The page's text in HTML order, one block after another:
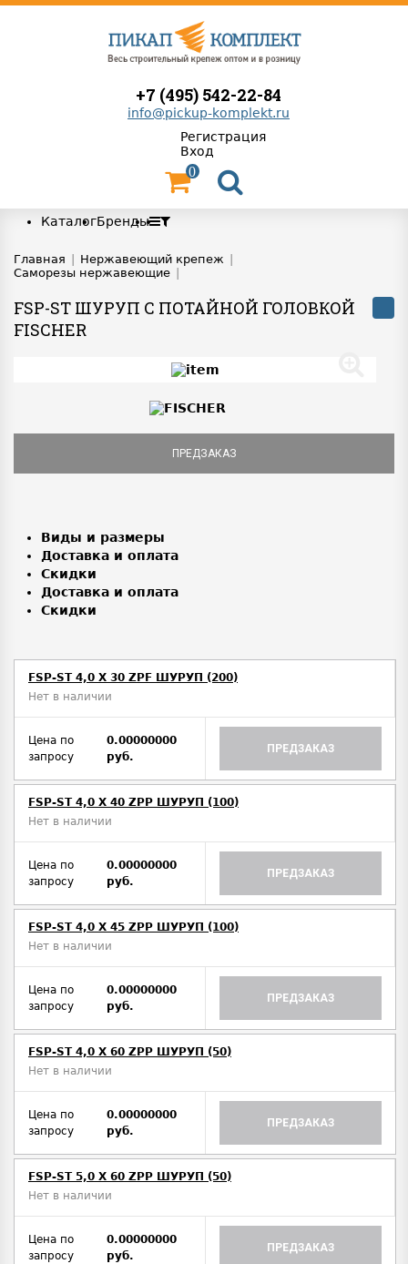
+7 (495) 542-22-84
info@pickup-komplekt.ru
Регистрация
Вход
0
КаталогБренды
Главная Нержавеющий крепеж
Саморезы нержавеющие
FSP-ST ШУРУП С ПОТАЙНОЙ ГОЛОВКОЙ
FISCHER
ПРЕДЗАКАЗ
Виды и размеры
Доставка и оплата
Скидки
Доставка и оплата
Скидки
FSP-ST 4,0 X 30 ZPF ШУРУП (200)
Нет в наличии
Цена по
запросу
0.00000000
руб.
ПРЕДЗАКАЗ
FSP-ST 4,0 X 40 ZPP ШУРУП (100)
Нет в наличии
Цена по
запросу
0.00000000
руб.
ПРЕДЗАКАЗ
FSP-ST 4,0 X 45 ZPP ШУРУП (100)
Нет в наличии
Цена по
запросу
0.00000000
руб.
ПРЕДЗАКАЗ
FSP-ST 4,0 X 60 ZPP ШУРУП (50)
Нет в наличии
Цена по
запросу
0.00000000
руб.
ПРЕДЗАКАЗ
FSP-ST 5,0 X 60 ZPP ШУРУП (50)
Нет в наличии
Цена по
запросу
0.00000000
руб.
ПРЕДЗАКАЗ